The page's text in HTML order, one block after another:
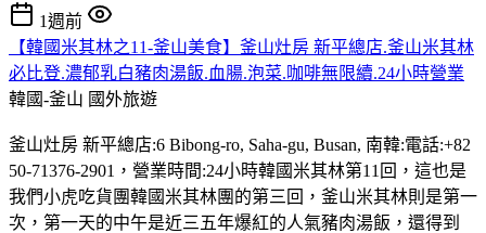
1週前
【韓國米其林之11-釜山美食】釜山灶房 新平總店.釜山米其林
必比登.濃郁乳白豬肉湯飯.血腸.泡菜.咖啡無限續.24小時營業
韓國-釜山 國外旅遊
釜山灶房 新平總店:6 Bibong-ro, Saha-gu, Busan, 南韓:電話:+82
50-71376-2901，營業時間:24小時韓國米其林第11回，這也是
我們小虎吃貨團韓國米其林團的第三回，釜山米其林則是第一
次，第一天的中午是近三五年爆紅的人氣豬肉湯飯，還得到